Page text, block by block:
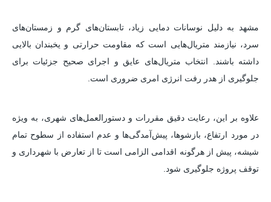
مشهد به دلیل نوسانات دمایی زیاد، تابستان‌های گرم و زمستان‌های
سرد، نیازمند متریال‌هایی است که مقاومت حرارتی و یخبندان بالایی
داشته باشند. انتخاب متریال‌های عایق و اجرای صحیح جزئیات برای
جلوگیری از هدر رفت انرژی امری ضروری است.
علاوه بر این، رعایت دقیق مقررات و دستورالعمل‌های شهری، به ویژه
در مورد ارتفاع، بازشوها، پیش‌آمدگی‌ها و عدم استفاده از سطوح تمام
شیشه، پیش از هرگونه اقدامی الزامی است تا از تعارض با شهرداری و
توقف پروژه جلوگیری شود.